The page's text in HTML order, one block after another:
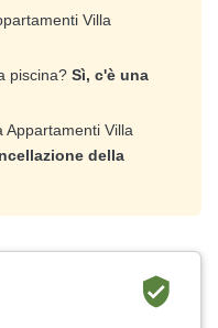
Villa
piscina? Sì, c'è una
Appartamenti Villa
della